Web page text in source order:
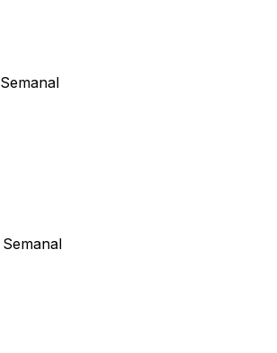
Semanal
Semanal